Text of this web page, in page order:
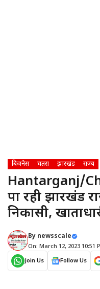
बिज़नेस चतरा झारखंड राज्य
Hantarganj/
पा रही झारखंड
निकासी,
By newsscale
On: March 12, 2023 10:51
Join Us
Follow Us